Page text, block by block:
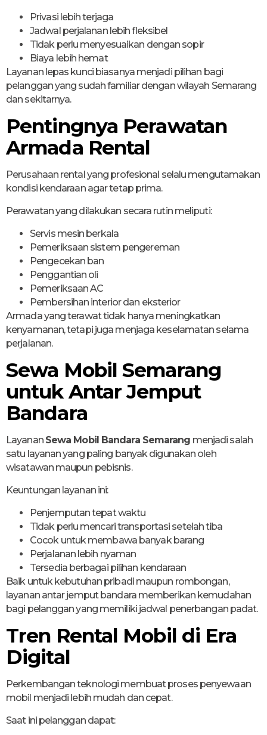
Privasi lebih terjaga
Jadwal perjalanan lebih fleksibel
Tidak perlu menyesuaikan dengan sopir
Biaya lebih hemat
Layanan lepas kunci biasanya menjadi pilihan bagi
pelanggan yang sudah familiar dengan wilayah Semarang
dan sekitarnya.
Pentingnya Perawatan
Armada Rental
Perusahaan rental yang profesional selalu mengutamakan
kondisi kendaraan agar tetap prima.
Perawatan yang dilakukan secara rutin meliputi:
Servis mesin berkala
Pemeriksaan sistem pengereman
Pengecekan ban
Penggantian oli
Pemeriksaan AC
Pembersihan interior dan eksterior
Armada yang terawat tidak hanya meningkatkan
kenyamanan, tetapi juga menjaga keselamatan selama
perjalanan.
Sewa Mobil Semarang
untuk Antar Jemput
Bandara
Layanan Sewa Mobil Bandara Semarang menjadi salah
satu layanan yang paling banyak digunakan oleh
wisatawan maupun pebisnis.
Keuntungan layanan ini:
Penjemputan tepat waktu
Tidak perlu mencari transportasi setelah tiba
Cocok untuk membawa banyak barang
Perjalanan lebih nyaman
Tersedia berbagai pilihan kendaraan
Baik untuk kebutuhan pribadi maupun rombongan,
layanan antar jemput bandara memberikan kemudahan
bagi pelanggan yang memiliki jadwal penerbangan padat.
Tren Rental Mobil di Era
Digital
Perkembangan teknologi membuat proses penyewaan
mobil menjadi lebih mudah dan cepat.
Saat ini pelanggan dapat: